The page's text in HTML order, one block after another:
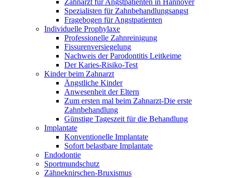
Zahnarzt für Angstpatienten in Hannover
Spezialisten für Zahnbehandlungsangst
Fragebogen für Angstpatienten
Individuelle Prophylaxe
Professionelle Zahnreinigung
Fissurenversiegelung
Nachweis der Parodontitis Leitkeime
Der Karies-Risiko-Test
Kinder beim Zahnarzt
Ängstliche Kinder
Anwesenheit der Eltern
Zum ersten mal beim Zahnarzt-Die erste
Zahnbehandlung
Günstige Tageszeit für die Behandlung
Implantate
Konventionelle Implantate
Sofort belastbare Implantate
Endodontie
Sportmundschutz
Zähneknirschen-Bruxismus